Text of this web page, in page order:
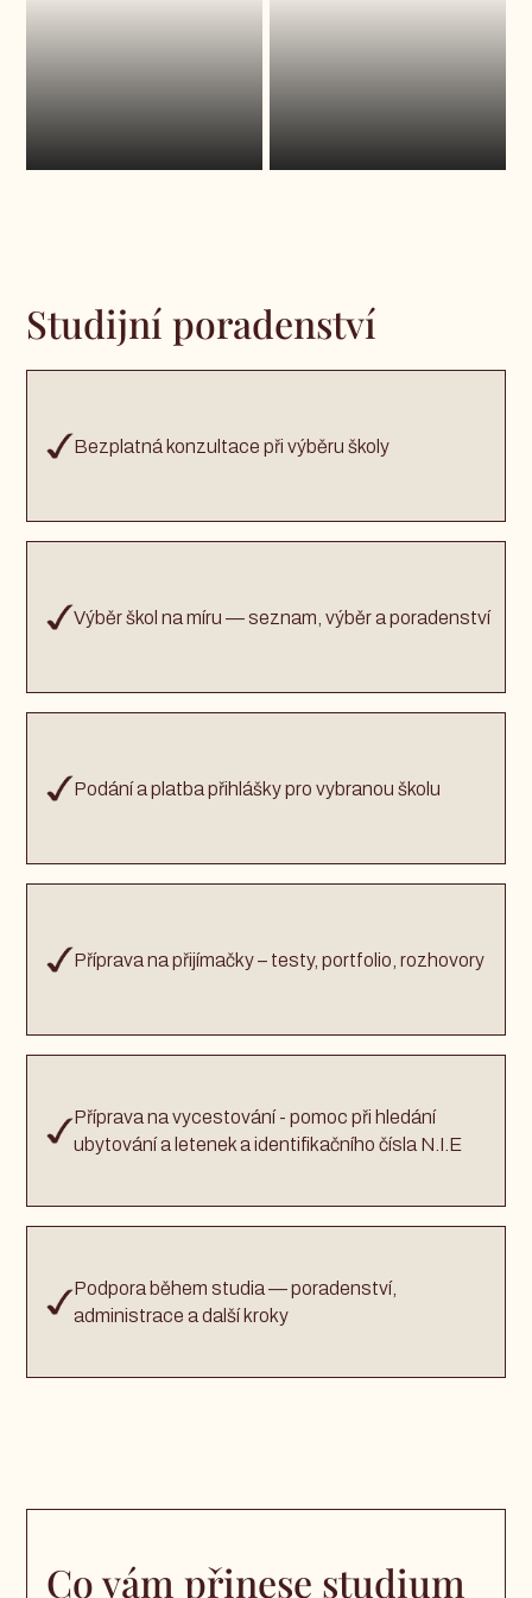
Studijní poradenství
Bezplatná konzultace při výběru školy
Výběr škol na míru — seznam, výběr a poradenství
Podání a platba přihlášky pro vybranou školu
Příprava na přijímačky – testy, portfolio, rozhovory
Příprava na vycestování - pomoc při hledání
ubytování a letenek a identifikačního čísla N.I.E
Podpora během studia — poradenství,
administrace a další kroky
Co vám přinese studium